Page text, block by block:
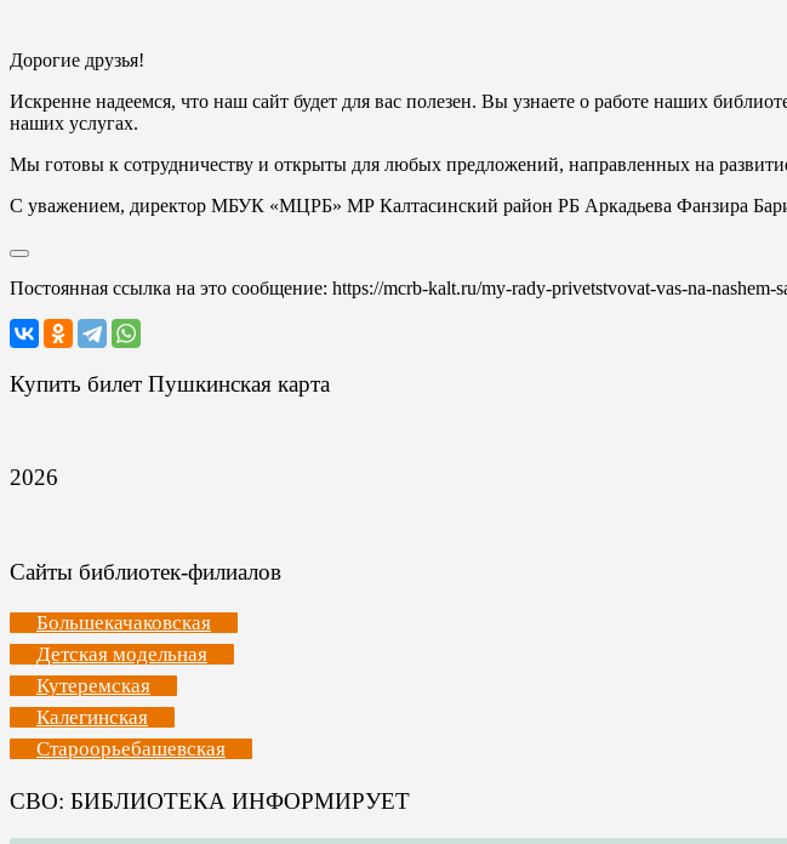
Дорогие друзья!
Искренне надеемся, что наш сайт будет для вас полезен. Вы узнаете о работе наших
наших услугах.
Мы готовы к сотрудничеству и открыты для любых предложений, направленных на
С уважением, директор МБУК «МЦРБ» МР Калтасинский район РБ Аркадьева Фанзира
Постоянная ссылка на это сообщение: https://mcrb-kalt.ru/my-rady-privetstvovat-vas-na-nashem-
Купить билет Пушкинская карта
2026
Сайты библиотек-филиалов
Большекачаковская
Детская модельная
Кутеремская
Калегинская
Староорьебашевская
СВО: БИБЛИОТЕКА ИНФОРМИРУЕТ